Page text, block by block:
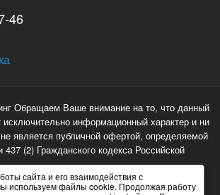
46
Обращаем Ваше внимание на то, что данный
исключительно информационный характер и ни
является публичной офертой, определяемой
(2) Гражданского кодекса Российской
персональных данных
сайта и его взаимодействия с
используем файлы cookie. Продолжая работу